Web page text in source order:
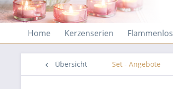
Home Kerzenserien Flammenlos
Übersicht Set - Angebote